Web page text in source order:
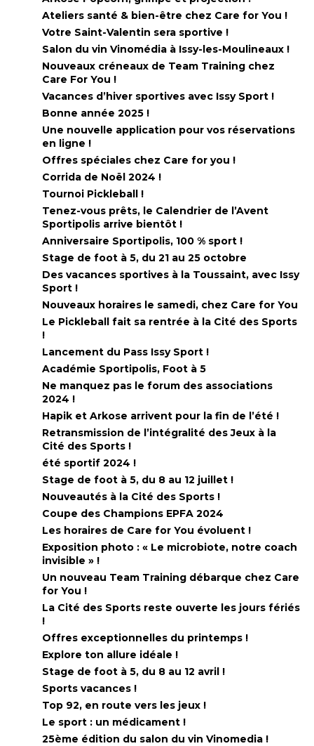
Ateliers santé & bien-être chez Care for You !
Votre Saint-Valentin sera sportive !
Salon du vin Vinomédia à Issy-les-Moulineaux !
Nouveaux créneaux de Team Training chez
Care For You !
Vacances d’hiver sportives avec Issy Sport !
Bonne année 2025 !
Une nouvelle application pour vos réservations
en ligne !
Offres spéciales chez Care for you !
Corrida de Noël 2024 !
Tournoi Pickleball !
Tenez-vous prêts, le Calendrier de l’Avent
Sportipolis arrive bientôt !
Anniversaire Sportipolis, 100 % sport !
Stage de foot à 5, du 21 au 25 octobre
Des vacances sportives à la Toussaint, avec Issy
Sport !
Nouveaux horaires le samedi, chez Care for You
Le Pickleball fait sa rentrée à la Cité des Sports
!
Lancement du Pass Issy Sport !
Académie Sportipolis, Foot à 5
Ne manquez pas le forum des associations
2024 !
Hapik et Arkose arrivent pour la fin de l’été !
Retransmission de l’intégralité des Jeux à la
Cité des Sports !
été sportif 2024 !
Stage de foot à 5, du 8 au 12 juillet !
Nouveautés à la Cité des Sports !
Coupe des Champions EPFA 2024
Les horaires de Care for You évoluent !
Exposition photo : « Le microbiote, notre coach
invisible » !
Un nouveau Team Training débarque chez Care
for You !
La Cité des Sports reste ouverte les jours fériés
!
Offres exceptionnelles du printemps !
Explore ton allure idéale !
Stage de foot à 5, du 8 au 12 avril !
Sports vacances !
Top 92, en route vers les jeux !
Le sport : un médicament !
25ème édition du salon du vin Vinomedia !